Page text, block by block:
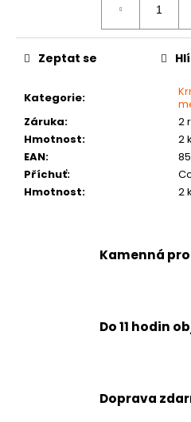
Kategorie:
Záruka:
2
Hmotnost:
2
EAN:
Příchuť:
Hmotnost: 2
Zeptat se
Kamenná
Do 11 hodin
Doprava
u
m